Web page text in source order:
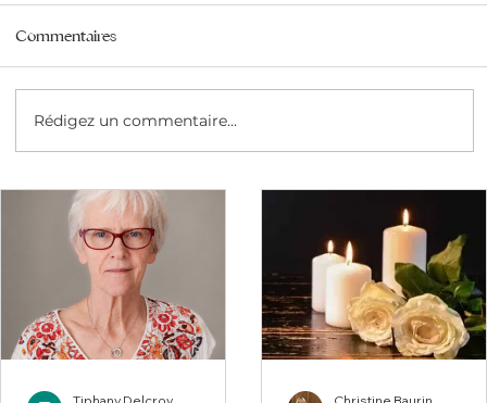
Commentaires
Rédigez un commentaire...